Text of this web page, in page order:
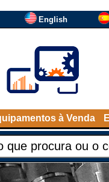
English
à Venda